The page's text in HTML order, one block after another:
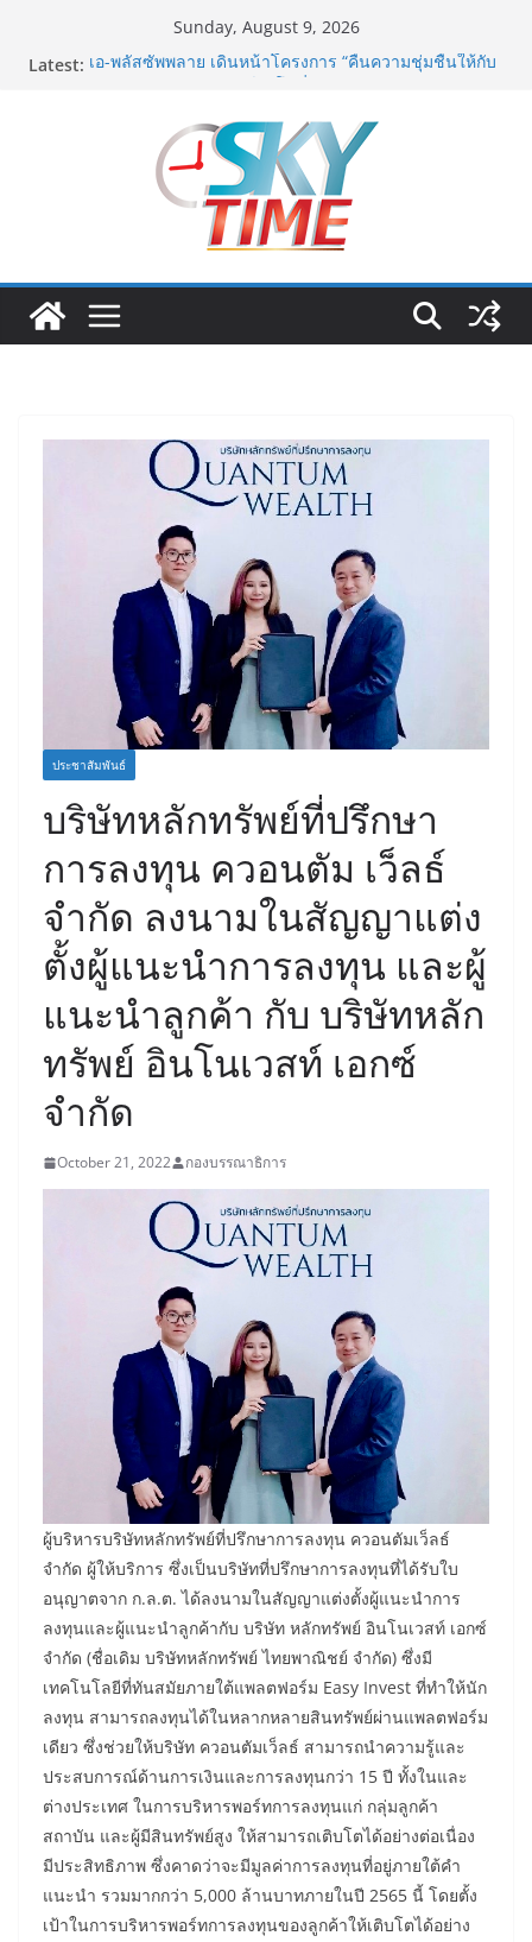
Sunday, August 9, 2026
Latest: เอ-พลัสซัพพลาย เดินหน้าโครงการ “คืนความชุ่มชื้นให้กับ
ภัยทั่วทุกพื้นที่
รฟท. เปิดเวทีรับฟังความคิดเห็นประชาชน ครั้งที่ 2
โครงการรถไฟฟ้าสายสีแดงเข้ม “วงเวียนใหญ่–มหาชัย”
เดินหน้าพัฒนาโครงการบนพื้นฐานข้อเท็จจริงและการมี
“เอกนิติ” เตือนบริษัทมหาชนที่ค้างชำระค่าบริการวิชาชีพ
ต้องเปิดเผยข้อมูลทางบัญชีอย่างถูกต้อง ระวังการนำส่งงบ
การเงินต่อ ก.ล.ต. โดยไม่แสดงภาระหนี้ตามข้อเท็จจริง
อาจเข้าข่ายรายงานข้อมูลอันเป็นเท็จ
พิตบลู ศิษย์ทรายทอง กำปั้นดาวรุ่งวัย 15 ปีตัวแทน
มวยไทย SUPER CHAMP
ภารกิจตำรวจจราจรโครงการพระราชดำริ นำส่งอวัยวะ
หัวใจ ดวงที่ 184 สำเร็จลุล่วง ณ รพ.ศิริราช
ประชาสัมพันธ์
บริษัทหลักทรัพย์ที่ปรึกษา
การลงทุน ควอนตัม เว็ลธ์
จำกัด ลงนามในสัญญาแต่ง
ตั้งผู้แนะนำการลงทุน และผู้
แนะนำลูกค้า กับ บริษัทหลัก
ทรัพย์ อินโนเวสท์ เอกซ์
จำกัด
October 21, 2022 กองบรรณาธิการ
ผู้บริหารบริษัทหลักทรัพย์ที่ปรึกษาการลงทุน ควอนตัมเว็ลธ์
จำกัด ผู้ให้บริการ ซึ่งเป็นบริษัทที่ปรึกษาการลงทุนที่ได้รับใบ
อนุญาตจาก ก.ล.ต. ได้ลงนามในสัญญาแต่งตั้งผู้แนะนำการ
ลงทุนและผู้แนะนำลูกค้ากับ บริษัท หลักทรัพย์ อินโนเวสท์ เอกซ์
จำกัด (ชื่อเดิม บริษัทหลักทรัพย์ ไทยพาณิชย์ จำกัด) ซึ่งมี
เทคโนโลยีที่ทันสมัยภายใต้แพลตฟอร์ม Easy Invest ที่ทำให้นัก
ลงทุน สามารถลงทุนได้ในหลากหลายสินทรัพย์ผ่านแพลตฟอร์ม
เดียว ซึ่งช่วยให้บริษัท ควอนตัมเว็ลธ์ สามารถนำความรู้และ
ประสบการณ์ด้านการเงินและการลงทุนกว่า 15 ปี ทั้งในและ
ต่างประเทศ ในการบริหารพอร์ทการลงทุนแก่ กลุ่มลูกค้า
สถาบัน และผู้มีสินทรัพย์สูง ให้สามารถเติบโตได้อย่างต่อเนื่อง
มีประสิทธิภาพ ซึ่งคาดว่าจะมีมูลค่าการลงทุนที่อยู่ภายใต้คำ
แนะนำ รวมมากกว่า 5,000 ล้านบาทภายในปี 2565 นี้ โดยตั้ง
เป้าในการบริหารพอร์ทการลงทุนของลูกค้าให้เติบโตได้อย่าง